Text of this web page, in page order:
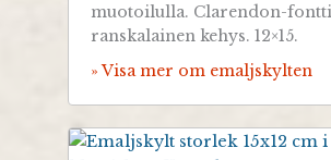
muotoilulla. Clarendon-
ranskalainen kehys. 12×15.
» Visa mer om emaljskylten